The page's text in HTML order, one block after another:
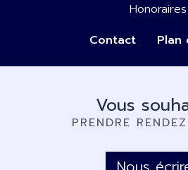
Honoraires
Contact
Plan
Vous
PRENDRE